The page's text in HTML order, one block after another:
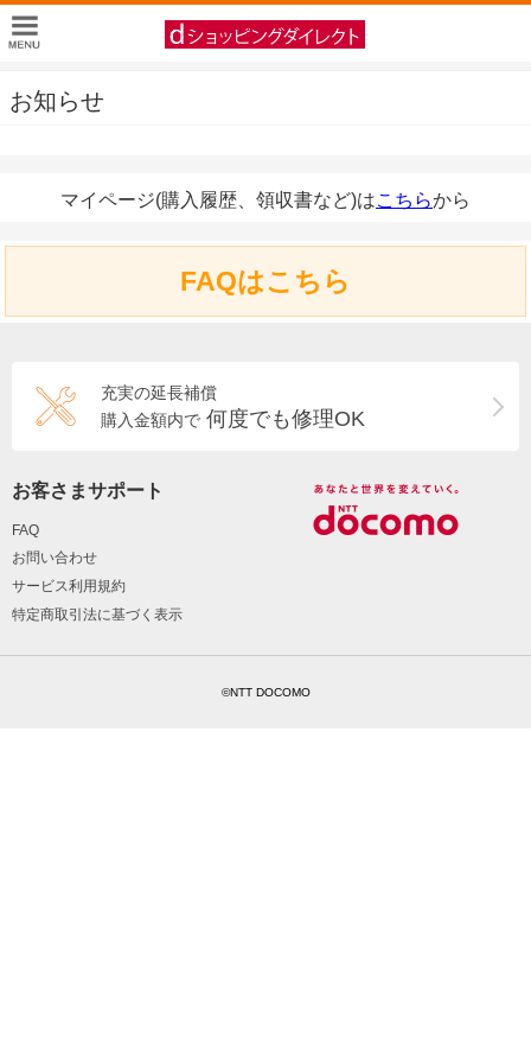
お知らせ
マイページ(購入履歴、領収書など)はこちらから
FAQはこちら
充実の延長補償
購入金額内で 何度でも修理OK
お客さまサポート
FAQ
お問い合わせ
サービス利用規約
特定商取引法に基づく表示
©NTT DOCOMO